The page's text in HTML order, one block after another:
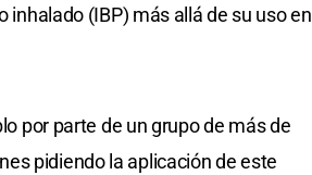
(IBP) más allá de su uso en
por parte de un grupo de más de
pidiendo la aplicación de este